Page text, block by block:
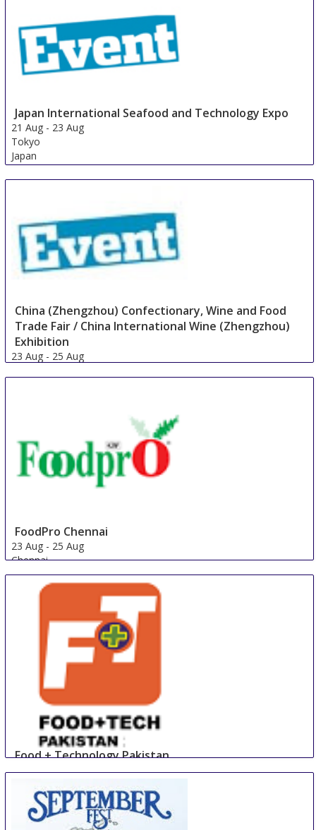
Japan International Seafood and Technology Expo
21 Aug - 23 Aug
Tokyo
Japan
China (Zhengzhou) Confectionary, Wine and Food
Trade Fair / China International Wine (Zhengzhou)
Exhibition
23 Aug - 25 Aug
FoodPro Chennai
23 Aug - 25 Aug
Chennai
India
Food + Technology Pakistan
23 Aug-25 Aug
Pakistan